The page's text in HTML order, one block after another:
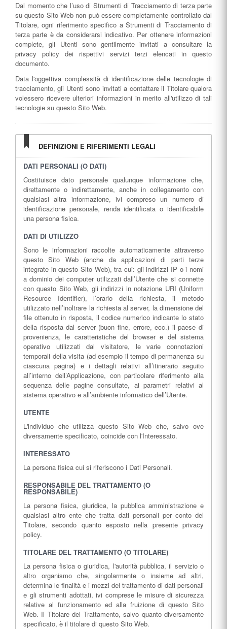
Dal momento che l’uso di Strumenti di Tracciamento di terza parte
su questo Sito Web non può essere completamente controllato dal
Titolare, ogni riferimento specifico a Strumenti di Tracciamento di
terza parte è da considerarsi indicativo. Per ottenere informazioni
complete, gli Utenti sono gentilmente invitati a consultare la
privacy policy dei rispettivi servizi terzi elencati in questo
documento.
Data l'oggettiva complessità di identificazione delle tecnologie di
tracciamento, gli Utenti sono invitati a contattare il Titolare qualora
volessero ricevere ulteriori informazioni in merito all'utilizzo di tali
tecnologie su questo Sito Web.
DEFINIZIONI E RIFERIMENTI LEGALI
DATI PERSONALI (O DATI)
Costituisce dato personale qualunque informazione che,
direttamente o indirettamente, anche in collegamento con
qualsiasi altra informazione, ivi compreso un numero di
identificazione personale, renda identificata o identificabile
una persona fisica.
DATI DI UTILIZZO
Sono le informazioni raccolte automaticamente attraverso
questo Sito Web (anche da applicazioni di parti terze
integrate in questo Sito Web), tra cui: gli indirizzi IP o i nomi
a dominio dei computer utilizzati dall’Utente che si connette
con questo Sito Web, gli indirizzi in notazione URI (Uniform
Resource Identifier), l’orario della richiesta, il metodo
utilizzato nell’inoltrare la richiesta al server, la dimensione del
file ottenuto in risposta, il codice numerico indicante lo stato
della risposta dal server (buon fine, errore, ecc.) il paese di
provenienza, le caratteristiche del browser e del sistema
operativo utilizzati dal visitatore, le varie connotazioni
temporali della visita (ad esempio il tempo di permanenza su
ciascuna pagina) e i dettagli relativi all’itinerario seguito
all’interno dell’Applicazione, con particolare riferimento alla
sequenza delle pagine consultate, ai parametri relativi al
sistema operativo e all’ambiente informatico dell’Utente.
UTENTE
L'individuo che utilizza questo Sito Web che, salvo ove
diversamente specificato, coincide con l'Interessato.
INTERESSATO
La persona fisica cui si riferiscono i Dati Personali.
RESPONSABILE DEL TRATTAMENTO (O
RESPONSABILE)
La persona fisica, giuridica, la pubblica amministrazione e
qualsiasi altro ente che tratta dati personali per conto del
Titolare, secondo quanto esposto nella presente privacy
policy.
TITOLARE DEL TRATTAMENTO (O TITOLARE)
La persona fisica o giuridica, l'autorità pubblica, il servizio o
altro organismo che, singolarmente o insieme ad altri,
determina le finalità e i mezzi del trattamento di dati personali
e gli strumenti adottati, ivi comprese le misure di sicurezza
relative al funzionamento ed alla fruizione di questo Sito
Web. Il Titolare del Trattamento, salvo quanto diversamente
specificato, è il titolare di questo Sito Web.